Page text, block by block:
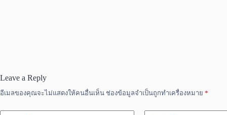
Leave a Reply
อีเมลของคุณจะไม่แสดงให้คนอื่นเห็น ช่องข้อมูลจำเป็นถูกทำเครื่องหมาย *